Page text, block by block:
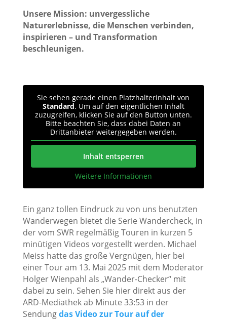
Unsere Mission: unvergessliche
Naturerlebnisse, die Menschen verbinden,
inspirieren – und Transformation
beschleunigen.
Sie sehen gerade einen Platzhalterinhalt von
Standard. Um auf den eigentlichen Inhalt
zuzugreifen, klicken Sie auf den Button unten.
Bitte beachten Sie, dass dabei Daten an
Drittanbieter weitergegeben werden.
Inhalt entsperren
Weitere Informationen
Ein ganz tollen Eindruck zu von uns benutzten
Wanderwegen bietet die Serie Wandercheck, in
der vom SWR regelmäßig Touren in kurzen 5
minütigen Videos vorgestellt werden. Michael
Meiss hatte das große Vergnügen, hier bei
einer Tour am 13. Mai 2025 mit dem Moderator
Holger Wienpahl als „Wander-Checker“ mit
dabei zu sein. Sehen Sie hier direkt aus der
ARD-Mediathek ab Minute 33:53 in der
Sendungdas Video zur Tour auf der